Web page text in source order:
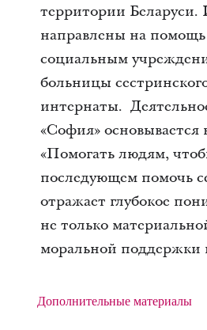
территории
направлены на
социальным
больницы
интернаты.
«София»
«Помогать людям,
последующем помочь
отражает глубокое
не только
моральной
Дополнительные материалы